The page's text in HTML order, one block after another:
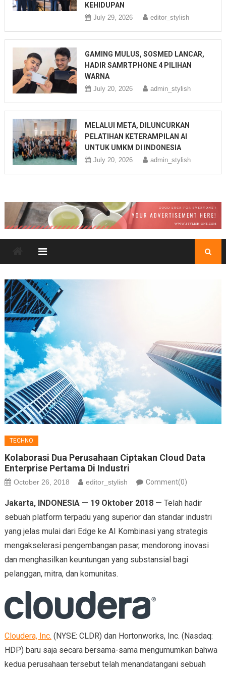
KEHIDUPAN
July 29, 2026 editor_stylish
GAMING MULUS, SOSMED LANCAR,
HADIR SAMRTPHONE 4 PILIHAN
WARNA
July 20, 2026 admin_stylish
MELALUI META, DILUNCURKAN
PELATIHAN KETERAMPILAN AI
UNTUK UMKM DI INDONESIA
July 20, 2026 admin_stylish
TECHNO
Kolaborasi Dua Perusahaan Ciptakan Cloud Data
Enterprise Pertama Di Industri
October 26, 2018 editor_stylish Comment(0)
Jakarta, INDONESIA — 19 Oktober 2018 — Telah hadir
sebuah platform terpadu yang superior dan standar industri
yang jelas mulai dari Edge ke AI Kombinasi yang strategis
mengakselerasi pengembangan pasar, mendorong inovasi
dan menghasilkan keuntungan yang substansial bagi
pelanggan, mitra, dan komunitas.
Cloudera, Inc. (NYSE: CLDR) dan Hortonworks, Inc. (Nasdaq:
HDP) baru saja secara bersama-sama mengumumkan bahwa
kedua perusahaan tersebut telah menandatangani sebuah